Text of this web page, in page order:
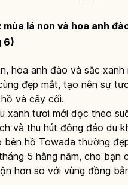
mùa lá non và hoa anh
6)
hoa anh đào và sắc xanh
đẹp mắt, tạo nên sự
và cây cối.
xanh tươi mới dọc theo
và thu hút đông đảo du
bên hồ Towada thường
5 hằng năm, cho bạn
hơn so với vùng đồng